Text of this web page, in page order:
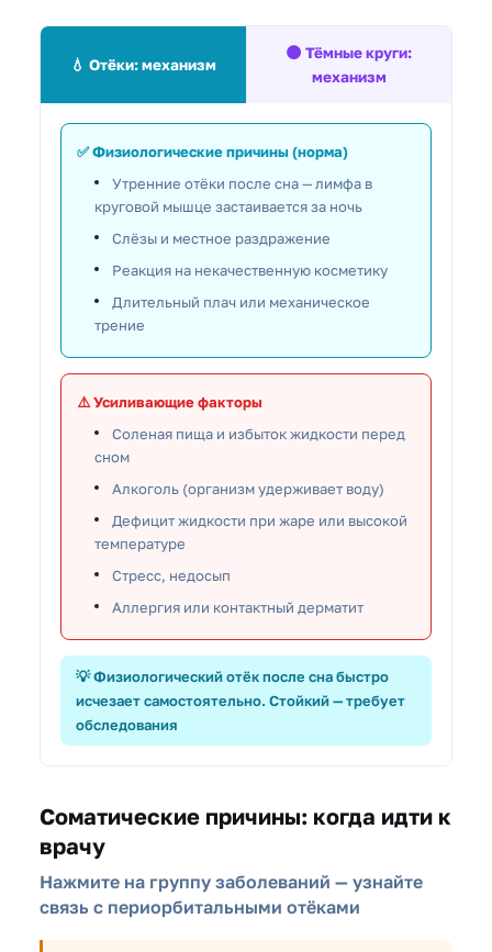
💧 Отёки: механизм
🌑 Тёмные круги:
механизм
✅ Физиологические причины (норма)
Утренние отёки после сна — лимфа в
круговой мышце застаивается за ночь
Слёзы и местное раздражение
Реакция на некачественную косметику
Длительный плач или механическое
трение
⚠️ Усиливающие факторы
Соленая пища и избыток жидкости перед
сном
Алкоголь (организм удерживает воду)
Дефицит жидкости при жаре или высокой
температуре
Стресс, недосып
Аллергия или контактный дерматит
💡 Физиологический отёк после сна быстро
исчезает самостоятельно. Стойкий — требует
обследования
Соматические причины: когда идти к
врачу
Нажмите на группу заболеваний — узнайте
связь с периорбитальными отёками